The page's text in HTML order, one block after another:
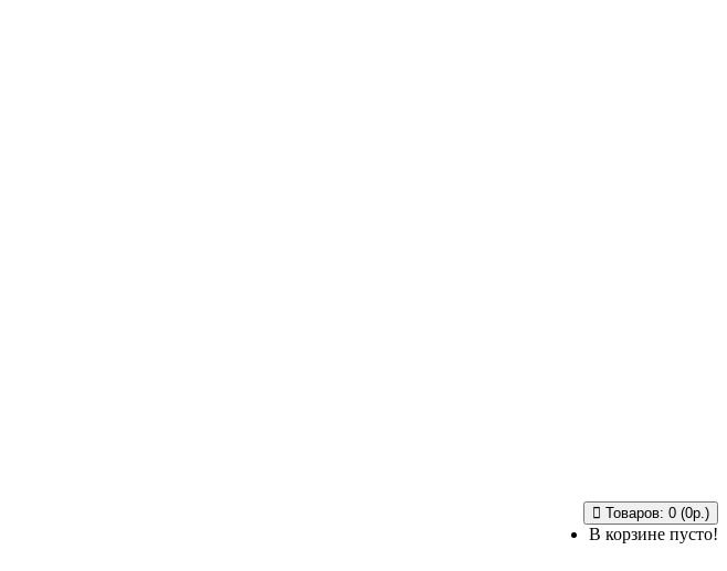
Товаров: 0 (0р.)
В корзине пусто!